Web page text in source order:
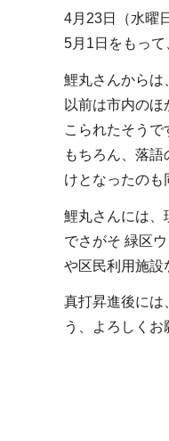
4月23日（水曜
5月1日をもって
鯉丸さんからは
以前は市内の
こられたそうで
もちろん、落
けとなったのも
鯉丸さんには、
でさがそ 緑区
や区民利用施設
真打昇進後には
う、よろしくお